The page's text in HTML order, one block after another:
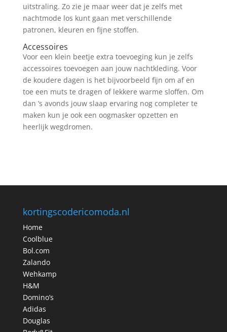
uitstraling. Zo zie je maar weer dat je zelfs met
nachtmode los kunt gaan met verschillende
patronen, kleuren en fijne stoffen.
Accessoires
Voor een klein beetje extra toevoeging kun je zelfs
accessoires toevoegen aan jouw nachtkleding. Voor
de koudere dagen is het bijvoorbeeld fijn om af en
toe een muts te dragen of lekkere warme sloffen. Om
dan ’s avonds jouw slaap ervaring nog completer te
maken kun je ook een oogmasker opzetten en
heerlijk wegdromen.
kortingscodericomoda.nl
Home
Coolblue
Bol.com
Zalando
Wehkamp
H&M
Domino’s
Adidas
Douglas